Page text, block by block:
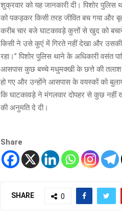
शुक्रवार को यह जानकारी दी। पिशोर
को पकड़कर किसी तरह जीवित बच गया और
करीब चार बजे घाटकावड़े कुत्तों से खुद को
किसी ने उसे कुएं में गिरते नहीं देखा और
रहा।” पिशोर पुलिस थाने के अधिकारी वसंत
आसपास कुछ बच्चे मधुमक्खी के छत्ते की
हो गए और उन्होंने आसपास के वयस्कों को
कि घाटकावड़े ने मंगलवार दोपहर से कुछ
की अनुमति दे दी।
Share
SHARE 0